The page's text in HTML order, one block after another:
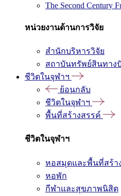
The Second Century
หน่วยงานด้านการวิจัย
สำนักบริหารวิจัย
สถาบันทรัพย์สินทาง
ชีวิตในจุฬาฯ
ย้อนกลับ
ชีวิตในจุฬาฯ
พื้นที่สร้างสรรค์
ชีวิตในจุฬาฯ
หอสมุดและพื้นที่สร้า
หอพัก
กีฬาและสุขภาพนิสิต